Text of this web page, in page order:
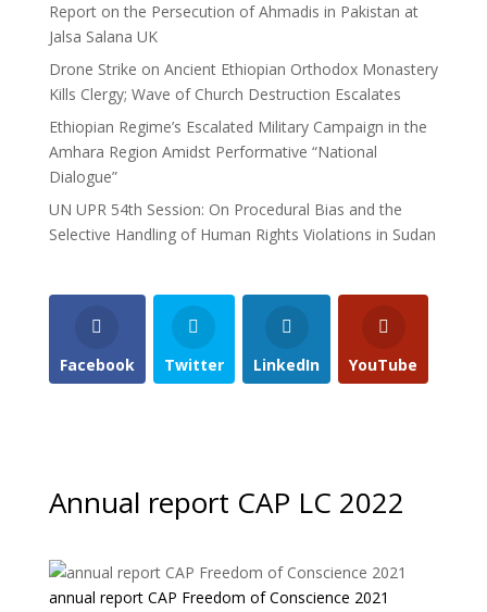
Report on the Persecution of Ahmadis in Pakistan at
Jalsa Salana UK
Drone Strike on Ancient Ethiopian Orthodox Monastery
Kills Clergy; Wave of Church Destruction Escalates
Ethiopian Regime’s Escalated Military Campaign in the
Amhara Region Amidst Performative “National
Dialogue”
UN UPR 54th Session: On Procedural Bias and the
Selective Handling of Human Rights Violations in Sudan
Facebook Twitter LinkedIn YouTube
Annual report CAP LC 2022
annual report CAP Freedom of Conscience 2021